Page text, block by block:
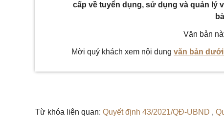
cấp về tuyển dụng, sử dụng và quản lý
Văn bản
Mời quý khách xem nội dung văn bản
Từ khóa liên quan: Quyết định 43/2021/QĐ-UBND ,